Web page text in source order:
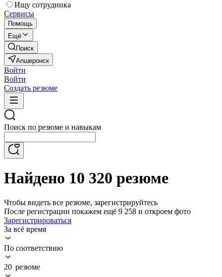
Ищу сотрудника
Сервисы
Помощь
Ещё
Поиск
Апшеронск
Войти
Войти
Создать резюме
Поиск по резюме и навыкам
Найдено 10 320 резюме
Чтобы видеть все резюме, зарегистрируйтесь
После регистрации покажем ещё 9 258 и откроем фото
Зарегистрироваться
За всё время
По соответствию
20 резюме